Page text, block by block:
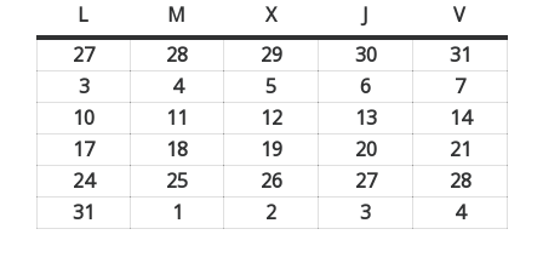
L M Xmiércoles J Vviernes
2727
28 2929
2026
3030
2026
31
2026
33
agosto,
2026
44
agosto,
2026
5
agosto,
2026
6
agosto,
2026
77
agosto,
2026
10
agosto,
2026
11 1212
agosto,
2026
1313
agosto,
2026
1414
2026
1717
agosto,
18 1919
agosto,
2020
agosto,
21
agosto,
2424
25 2626
2727
2828
31 1 2 3 44